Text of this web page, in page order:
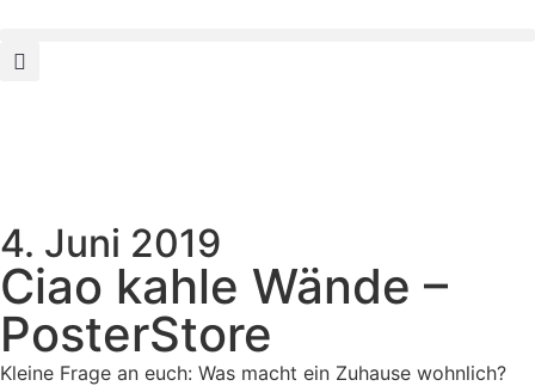
4. Juni 2019
Ciao kahle Wände –
PosterStore
Kleine Frage an euch: Was macht ein Zuhause wohnlich?